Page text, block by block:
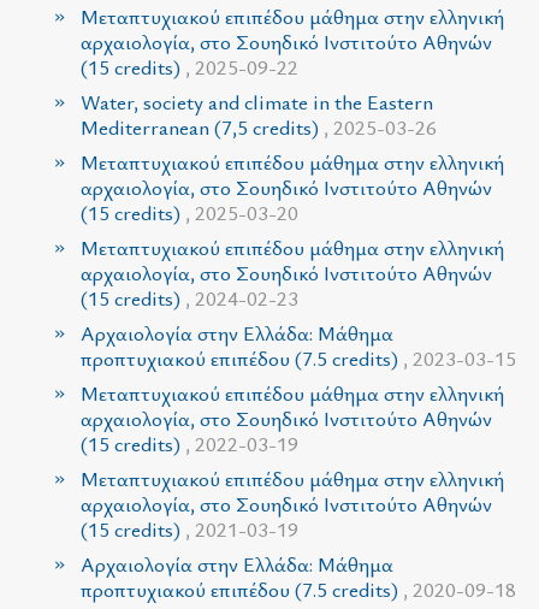
Μεταπτυχιακού επιπέδου μάθημα στην ελληνική
αρχαιολογία, στο Σουηδικό Ινστιτούτο Αθηνών
(15 credits) , 2025-09-22
Water, society and climate in the Eastern
Mediterranean (7,5 credits) , 2025-03-26
Μεταπτυχιακού επιπέδου μάθημα στην ελληνική
αρχαιολογία, στο Σουηδικό Ινστιτούτο Αθηνών
(15 credits) , 2025-03-20
Μεταπτυχιακού επιπέδου μάθημα στην ελληνική
αρχαιολογία, στο Σουηδικό Ινστιτούτο Αθηνών
(15 credits) , 2024-02-23
Αρχαιολογία στην Ελλάδα: Μάθημα
προπτυχιακού επιπέδου (7.5 credits) , 2023-03-15
Μεταπτυχιακού επιπέδου μάθημα στην ελληνική
αρχαιολογία, στο Σουηδικό Ινστιτούτο Αθηνών
(15 credits) , 2022-03-19
Μεταπτυχιακού επιπέδου μάθημα στην ελληνική
αρχαιολογία, στο Σουηδικό Ινστιτούτο Αθηνών
(15 credits) , 2021-03-19
Αρχαιολογία στην Ελλάδα: Μάθημα
προπτυχιακού επιπέδου (7.5 credits) , 2020-09-18